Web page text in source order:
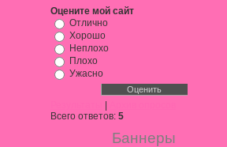
Оцените мой сайт
Отлично
Хорошо
Неплохо
Плохо
Ужасно
Всего ответов: 5
Баннеры